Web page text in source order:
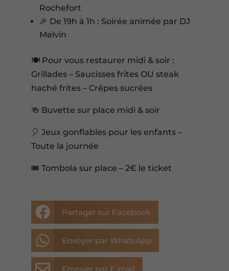
Rochefort
🎉 De 19h à 1h : Soirée animée par DJ
Melvin
🍽️ Pour vous restaurer midi & soir :
Grillades – Saucisses frites OU steak
haché frites – Crêpes sucrées
🍻 Buvette sur place midi & soir
🎈 Jeux gonflables pour les enfants –
Toute la journée
🎟️ Tombola sur place – 2€ le ticket
 Partager sur Facebook
 Envoyer par WhatsApp
Envoyer par E-mail